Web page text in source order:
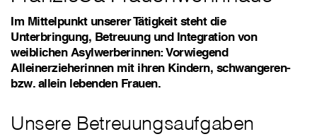
Im Mittelpunkt unserer Tätigkeit steht die
Unterbringung, Betreuung und Integration von
weiblichen Asylwerberinnen: Vorwiegend
Alleinerzieherinnen mit ihren Kindern, schwangeren-
bzw. allein lebenden Frauen.
Unsere Betreuungsaufgaben